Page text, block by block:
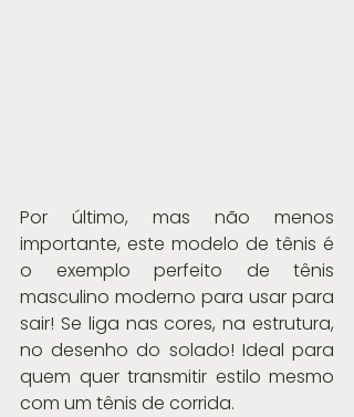
Por último, mas não menos
importante, este modelo de tênis é
o exemplo perfeito de tênis
masculino moderno para usar para
sair! Se liga nas cores, na estrutura,
no desenho do solado! Ideal para
quem quer transmitir estilo mesmo
com um tênis de corrida.